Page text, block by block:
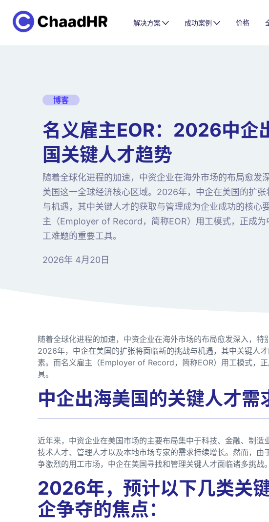
解决方案 成功案例 价格
博客
名义雇主EOR：2026中企
国关键人才趋势
随着全球化进程的加速，中资企业在海外市场的布局愈发
美国这一全球经济核心区域。2026年，中企在美国的扩张
与机遇，其中关键人才的获取与管理成为企业成功的核心
主（Employer of Record，简称EOR）用工模式，正成为
工难题的重要工具。
2026年 4月20日
随着全球化进程的加速，中资企业在海外市场的布局愈发深入，特
2026年，中企在美国的扩张将面临新的挑战与机遇，其中关键人
素。而名义雇主（Employer of Record，简称EOR）用工模式，
具。
中企出海美国的关键人才需
近年来，中资企业在美国市场的主要布局集中于科技、金融、制造
技术人才、管理人才以及本地市场专家的需求持续增长。然而，由
争激烈的用工市场，中企在美国寻找和管理关键人才面临诸多挑战。
2026年，预计以下几类关
企争夺的焦点：